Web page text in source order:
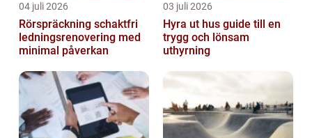
04 juli 2026
Rörspräckning schaktfri
ledningsrenovering med
minimal påverkan
03 juli 2026
Hyra ut hus guide till en
trygg och lönsam
uthyrning